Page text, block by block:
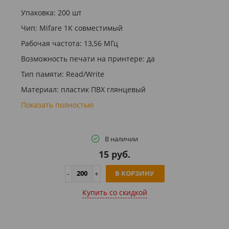
Упаковка: 200 шт
Чип: Mifare 1K совместимый
Рабочая частота: 13,56 МГц
Возможность печати на принтере: да
Тип памяти: Read/Write
Материал: пластик ПВХ глянцевый
Показать полностью
В наличии
15 руб.
В КОРЗИНУ
Купить cо скидкой